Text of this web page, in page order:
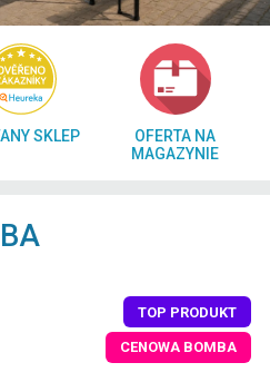
SKLEP
OFERTA NA
MAGAZYNIE
TOP PRODUKT
CENOWA BOMBA